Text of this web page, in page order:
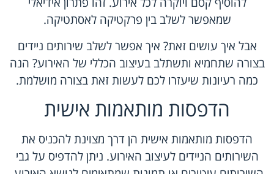
שמאפשר לשלב בין פרקטיקה לאסתטיקה.
אבל איך עושים זאת? איך אפשר לשלב שירותים ניידים
בצורה שתחמיא ותשתלב בעיצוב הכללי של האירוע? הנה
כמה רעיונות שיעזרו לכם לעשות זאת בצורה מושלמת.
הדפסות מותאמות אישית
הדפסות מותאמות אישית הן דרך מצוינת להכניס את
השירותים הניידים לעיצוב האירוע. ניתן להדפיס על גבי